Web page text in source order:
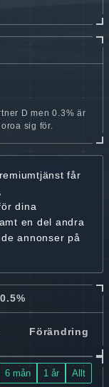
D men 0.3% är
sig för.
får
dina
en del andra
annonser på
Förändring
6 mån 1 år Allt